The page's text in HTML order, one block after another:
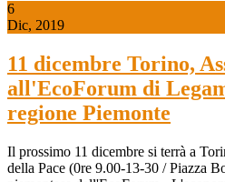
6
Dic, 2019
11 dicembre Torino,
all'EcoForum di
regione Piemonte
Il prossimo 11 dicembre si terrà a
della Pace (0re 9.00-13-30 / Piazza